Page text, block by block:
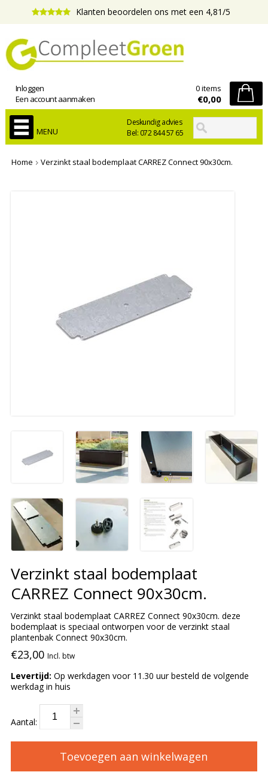
Klanten beoordelen ons met een 4,81/5
Deskundig advies
Bel: 072 844 57 65
Inloggen
Een account aanmaken
0 items
€0,00
MENU
Home Verzinkt staal bodemplaat CARREZ Connect 90x30cm.
Verzinkt staal bodemplaat
CARREZ Connect 90x30cm.
Verzinkt staal bodemplaat CARREZ Connect 90x30cm. deze
bodemplaat is speciaal ontworpen voor de verzinkt staal
plantenbak Connect 90x30cm.
€23,00 Incl. btw
Levertijd: Op werkdagen voor 11.30 uur besteld de volgende
werkdag in huis
Aantal:
Toevoegen aan winkelwagen